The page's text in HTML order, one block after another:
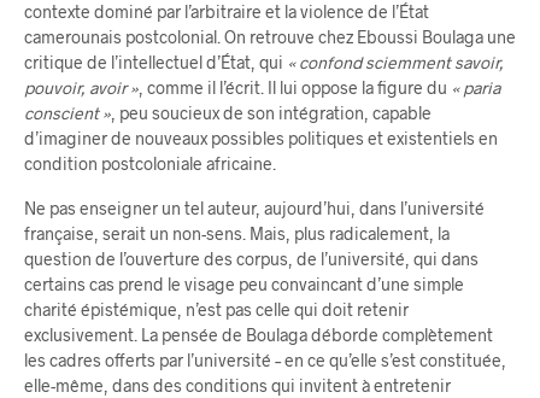
contexte dominé par l’arbitraire et la violence de l’État
camerounais postcolonial. On retrouve chez Eboussi Boulaga une
critique de l’intellectuel d’État, qui « confond sciemment savoir,
pouvoir, avoir » , comme il l’écrit. Il lui oppose la figure du « paria
conscient » , peu soucieux de son intégration, capable
d’imaginer de nouveaux possibles politiques et existentiels en
condition postcoloniale africaine.
Ne pas enseigner un tel auteur, aujourd’hui, dans l’université
française, serait un non-sens. Mais, plus radicalement, la
question de l’ouverture des corpus, de l’université, qui dans
certains cas prend le visage peu convaincant d’une simple
charité épistémique, n’est pas celle qui doit retenir
exclusivement. La pensée de Boulaga déborde complètement
les cadres offerts par l’université – en ce qu’elle s’est constituée,
elle-même, dans des conditions qui invitent à entretenir